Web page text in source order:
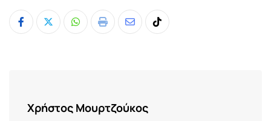
Whatsapp
Print
ShareTiktok
Χρήστος Μουρτζούκος